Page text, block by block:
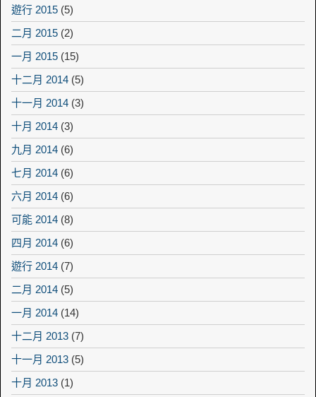
遊行 2015 (5)
二月 2015 (2)
一月 2015 (15)
十二月 2014 (5)
十一月 2014 (3)
十月 2014 (3)
九月 2014 (6)
七月 2014 (6)
六月 2014 (6)
可能 2014 (8)
四月 2014 (6)
遊行 2014 (7)
二月 2014 (5)
一月 2014 (14)
十二月 2013 (7)
十一月 2013 (5)
十月 2013 (1)